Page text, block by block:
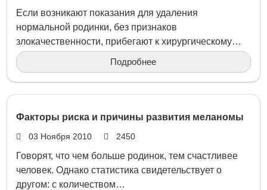
Если возникают показания для удаления
нормальной родинки, без признаков
злокачественности, прибегают к хирургическому…
Подробнее
Факторы риска и причины развития меланомы
03 Ноября 2010 2450
Говорят, что чем больше родинок, тем счастливее
человек. Однако статистика свидетельствует о
другом: с количеством…